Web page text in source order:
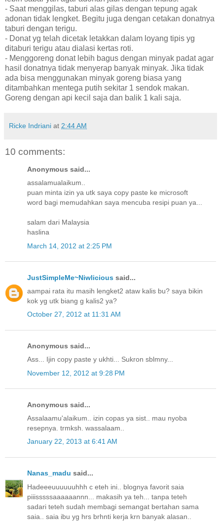
- Saat menggilas, taburi alas gilas dengan tepung agak
adonan tidak lengket. Begitu juga dengan cetakan donatnya
taburi dengan terigu.
- Donat yg telah dicetak letakkan dalam loyang tipis yg
ditaburi terigu atau dialasi kertas roti.
- Menggoreng donat lebih bagus dengan minyak padat agar
hasil donatnya tidak menyerap banyak minyak. Jika tidak
ada bisa menggunakan minyak goreng biasa yang
ditambahkan mentega putih sekitar 1 sendok makan.
Goreng dengan api kecil saja dan balik 1 kali saja.
Ricke Indriani at 2:44 AM
10 comments:
Anonymous said...
assalamualaikum..
puan minta izin ya utk saya copy paste ke microsoft
word bagi memudahkan saya mencuba resipi puan ya...
salam dari Malaysia
haslina
March 14, 2012 at 2:25 PM
JustSimpleMe~Niwlicious said...
aampai rata itu masih lengket2 ataw kalis bu? saya bikin
kok yg utk biang g kalis2 ya?
October 27, 2012 at 11:31 AM
Anonymous said...
Ass... Ijin copy paste y ukhti... Sukron sblmny...
November 12, 2012 at 9:28 PM
Anonymous said...
Assalaamu'alaikum.. izin copas ya sist.. mau nyoba
resepnya. trmksh. wassalaam..
January 22, 2013 at 6:41 AM
Nanas_madu said...
Hadeeeuuuuuuhhh c eteh ini.. blognya favorit saia
piiisssssaaaaaannn... makasih ya teh... tanpa teteh
sadari teteh sudah membagi semangat bertahan sama
saia.. saia ibu yg hrs brhnti kerja krn banyak alasan..